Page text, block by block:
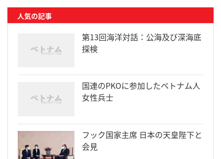
人気の記事
第13回海洋対話：公海及び深海底
探検
国連のPKOに参加したベトナム人
女性兵士
フック国家主席 日本の天皇陛下と
会見